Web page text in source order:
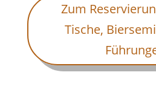
Zum
Tische,